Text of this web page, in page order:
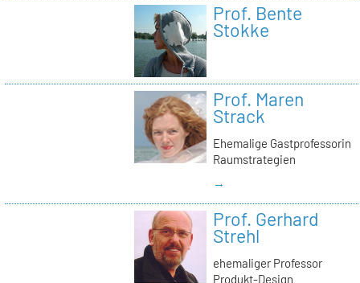
Prof. Bente
Stokke
Prof. Maren
Strack
Ehemalige Gastprofessorin
Raumstrategien
→
Prof. Gerhard
Strehl
ehemaliger Professor
Produkt-Design